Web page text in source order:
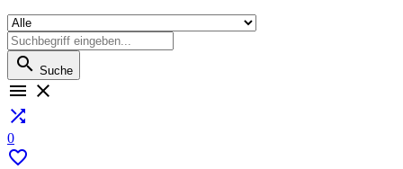
 Suche
 

0
